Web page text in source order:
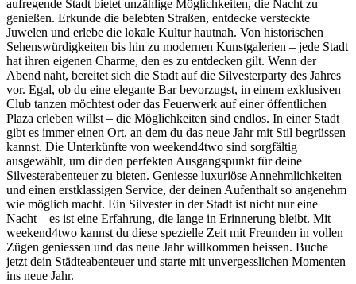
aufregende Stadt bietet unzählige Möglichkeiten, die Nacht zu
genießen. Erkunde die belebten Straßen, entdecke versteckte
Juwelen und erlebe die lokale Kultur hautnah. Von historischen
Sehenswürdigkeiten bis hin zu modernen Kunstgalerien – jede Stadt
hat ihren eigenen Charme, den es zu entdecken gilt. Wenn der
Abend naht, bereitet sich die Stadt auf die Silvesterparty des Jahres
vor. Egal, ob du eine elegante Bar bevorzugst, in einem exklusiven
Club tanzen möchtest oder das Feuerwerk auf einer öffentlichen
Plaza erleben willst – die Möglichkeiten sind endlos. In einer Stadt
gibt es immer einen Ort, an dem du das neue Jahr mit Stil begrüssen
kannst. Die Unterkünfte von weekend4two sind sorgfältig
ausgewählt, um dir den perfekten Ausgangspunkt für deine
Silvesterabenteuer zu bieten. Geniesse luxuriöse Annehmlichkeiten
und einen erstklassigen Service, der deinen Aufenthalt so angenehm
wie möglich macht. Ein Silvester in der Stadt ist nicht nur eine
Nacht – es ist eine Erfahrung, die lange in Erinnerung bleibt. Mit
weekend4two kannst du diese spezielle Zeit mit Freunden in vollen
Zügen geniessen und das neue Jahr willkommen heissen. Buche
jetzt dein Städteabenteuer und starte mit unvergesslichen Momenten
ins neue Jahr.